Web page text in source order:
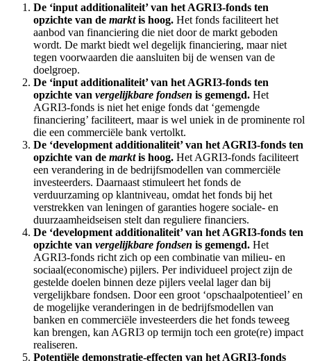
De ‘input additionaliteit’ van het AGRI3-fonds ten
opzichte van de marktis hoog. Het fonds faciliteert het
aanbod van financiering die niet door de markt geboden
wordt. De markt biedt wel degelijk financiering, maar niet
tegen voorwaarden die aansluiten bij de wensen van de
doelgroep.
De ‘input additionaliteit’ van het AGRI3-fonds ten
opzichte van vergelijkbare fondsen is gemengd. Het
AGRI3-fonds is niet het enige fonds dat ‘gemengde
financiering’ faciliteert, maar is wel uniek in de prominente rol
die een commerciële bank vertolkt.
De ‘development additionaliteit’ van het AGRI3-fonds ten
opzichte van de marktis hoog. Het AGRI3-fonds faciliteert
een verandering in de bedrijfsmodellen van commerciële
investeerders. Daarnaast stimuleert het fonds de
verduurzaming op klantniveau, omdat het fonds bij het
verstrekken van leningen of garanties hogere sociale- en
duurzaamheidseisen stelt dan reguliere financiers.
De ‘development additionaliteit’ van het AGRI3-fonds ten
opzichte van vergelijkbare fondsen is gemengd. Het
AGRI3-fonds richt zich op een combinatie van milieu- en
sociaal(economische) pijlers. Per individueel project zijn de
gestelde doelen binnen deze pijlers veelal lager dan bij
vergelijkbare fondsen. Door een groot ‘opschaalpotentieel’ en
de mogelijke veranderingen in de bedrijfsmodellen van
banken en commerciële investeerders die het fonds teweeg
kan brengen, kan AGRI3 op termijn toch een grote(re) impact
realiseren.
Potentiële demonstratie-effecten van het AGRI3-fonds